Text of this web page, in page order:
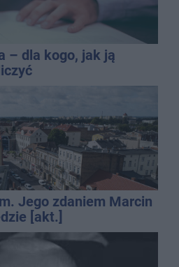
– dla kogo, jak ją
Jego zdaniem Marcin
[akt.]